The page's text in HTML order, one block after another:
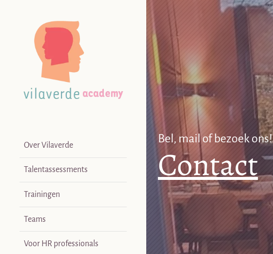
Bel, mail of bezoek ons!
Contact
Over Vilaverde
Talentassessments
Trainingen
Teams
Voor HR professionals